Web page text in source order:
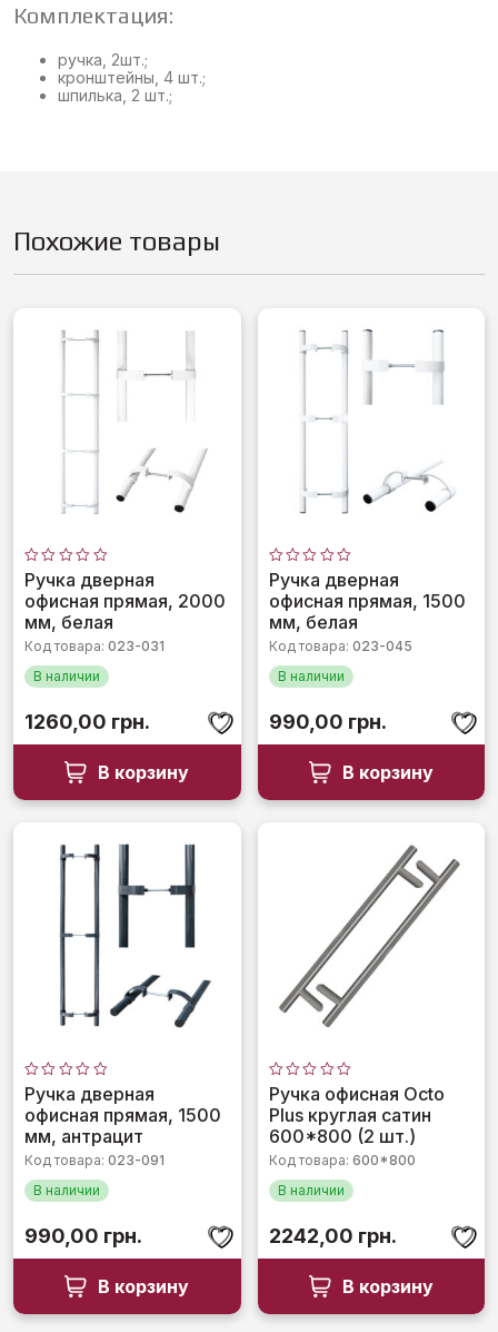
Комплектация:
ручка, 2шт.;
кронштейны, 4 шт.;
шпилька, 2 шт.;
Похожие товары
Оценка
0
из
Ручка дверная
офисная прямая, 2000
мм, белая
Код товара: 023-031
В наличии
1260,00 грн.
В корзину
Оценка
0
из
Ручка дверная
офисная прямая, 1500
мм, белая
Код товара: 023-045
В наличии
990,00 грн.
В корзину
Оценка
0
из
Ручка дверная
офисная прямая, 1500
мм, антрацит
Код товара: 023-091
В наличии
990,00 грн.
В корзину
Оценка
0
из
5
Ручка офисная Octo
Plus круглая сатин
600*800 (2 шт.)
Код товара: 600*800
В наличии
2242,00 грн.
В корзину